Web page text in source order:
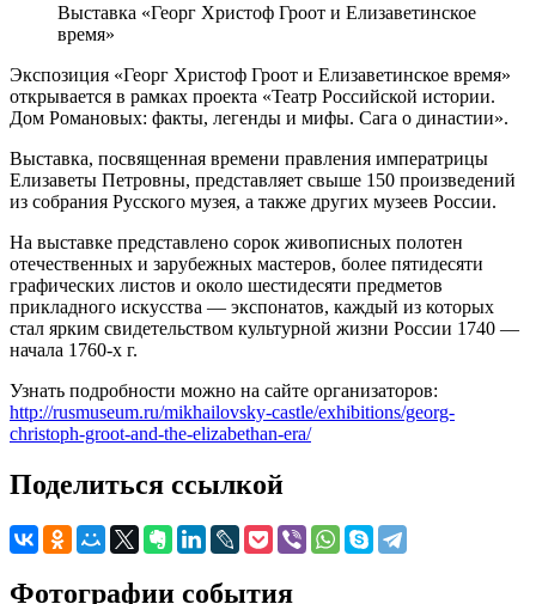
Выставка «Георг Христоф Гроот и Елизаветинское
время»
Экспозиция «Георг Христоф Гроот и Елизаветинское время»
открывается в рамках проекта «Театр Российской истории.
Дом Романовых: факты, легенды и мифы. Сага о династии».
Выставка, посвященная времени правления императрицы
Елизаветы Петровны, представляет свыше 150 произведений
из собрания Русского музея, а также других музеев России.
На выставке представлено сорок живописных полотен
отечественных и зарубежных мастеров, более пятидесяти
графических листов и около шестидесяти предметов
прикладного искусства — экспонатов, каждый из которых
стал ярким свидетельством культурной жизни России 1740 —
начала 1760-х г.
Узнать подробности можно на сайте организаторов:
http://rusmuseum.ru/mikhailovsky-castle/exhibitions/georg-
christoph-groot-and-the-elizabethan-era/
Поделиться ссылкой
Фотографии события